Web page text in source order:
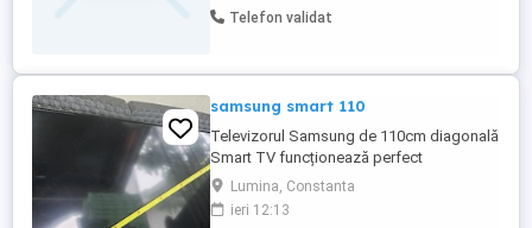
Telefon validat
samsung smart 110
Televizorul Samsung de 110cm diagonală
Smart TV funcționează perfect
Telecomanda și cablu de alimentare
inclus Preț negociabil
Lumina, Constanta
ieri 12:13